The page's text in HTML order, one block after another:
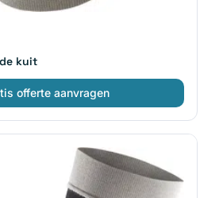
kuit
offerte aanvragen